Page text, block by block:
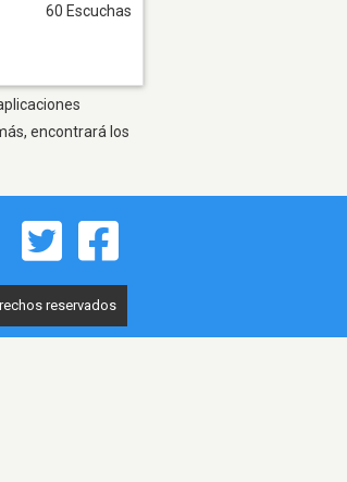
60 Escuchas
encontrará los
reservados